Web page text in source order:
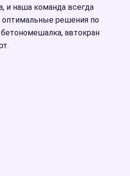
и наша команда всегда
оптимальные решения по
автокран